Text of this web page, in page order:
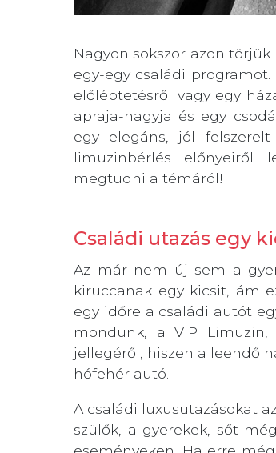
Nagyon sokszor azon
egy-egy családi
előléptetésről vagy egy
apraja-nagyja és egy
egy elegáns, jól
limuzinbérlés előnyeiről
megtudni a témáról!
Családi utazás egy
Az már nem új sem a
kiruccanak egy kicsit, ám
egy időre a családi autót
mondunk, a VIP Limuzin,
jellegéről, hiszen a leendő
hófehér autó.
A családi luxusutazásokat
szülők, a gyerekek, sőt